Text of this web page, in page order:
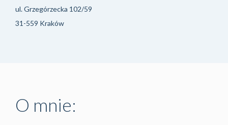
ul. Grzegórzecka 102/59
31-559 Kraków
O mnie: